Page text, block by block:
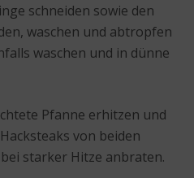
schneiden sowie den
waschen und abtropfen
waschen und in dünne
Pfanne erhitzen und
von beiden
starker Hitze anbraten.